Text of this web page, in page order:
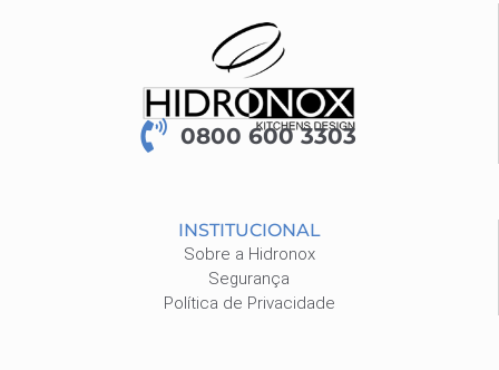
0800 600 3303
INSTITUCIONAL
Sobre a Hidronox
Segurança
Política de Privacidade